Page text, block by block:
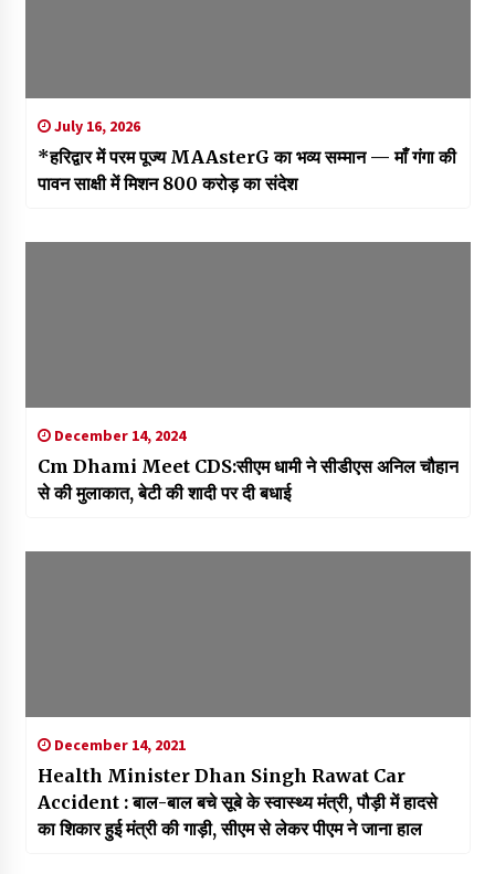
July 16, 2026
*हरिद्वार में परम पूज्य MAAsterG का भव्य सम्मान — माँ गंगा की
पावन साक्षी में मिशन 800 करोड़ का संदेश
December 14, 2024
Cm Dhami Meet CDS:सीएम धामी ने सीडीएस अनिल चौहान
से की मुलाकात, बेटी की शादी पर दी बधाई
December 14, 2021
Health Minister Dhan Singh Rawat Car
Accident : बाल-बाल बचे सूबे के स्वास्थ्य मंत्री, पौड़ी में हादसे
का शिकार हुई मंत्री की गाड़ी, सीएम से लेकर पीएम ने जाना हाल